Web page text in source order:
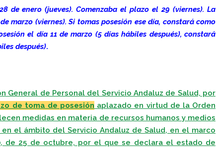
de enero (jueves). Comenzaba el plazo el 29 (viernes). La
marzo (viernes). Si tomas posesión ese día, constará como
el día 11 de marzo (5 días hábiles después), constará
después).
General de Personal del Servicio Andaluz de Salud, por
de toma de posesión aplazado en virtud de la Orden
medidas en materia de recursos humanos y medios
el ámbito del Servicio Andaluz de Salud, en el marco
de 25 de octubre, por el que se declara el estado de